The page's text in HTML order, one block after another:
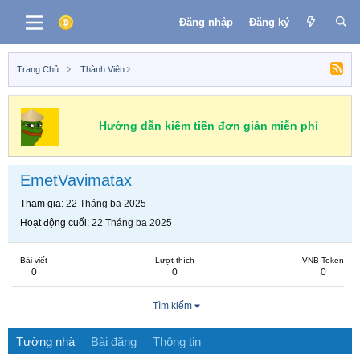
Đăng nhập Đăng ký
Trang Chủ Thành Viên
Hướng dẫn kiếm tiền đơn giản miễn phí
EmetVavimatax
Tham gia 22 Tháng ba 2025
Hoạt động cuối 22 Tháng ba 2025
Bài viết
0
Lượt thích
0
VNB Token
0
Tìm kiếm
Tường nhà Bài đăng Thông tin